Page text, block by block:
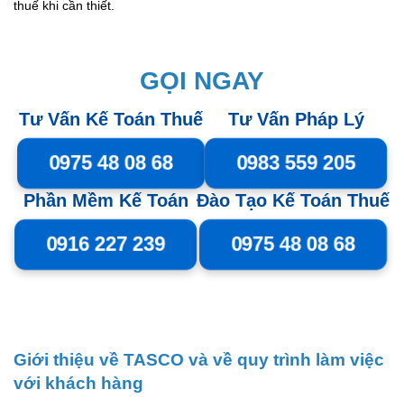
thuế khi cần thiết.
GỌI NGAY
Tư Vấn Kế Toán Thuế
0975 48 08 68
Tư Vấn Pháp Lý
0983 559 205
Phần Mềm Kế Toán
0916 227 239
Đào Tạo Kế Toán Thuế
0975 48 08 68
Giới thiệu về TASCO và về quy trình làm việc
với khách hàng